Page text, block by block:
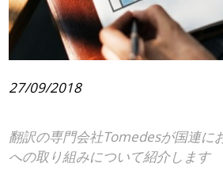
27/09/2018
翻訳の専門会社Tomedesが国連に
への取り組みについて紹介します